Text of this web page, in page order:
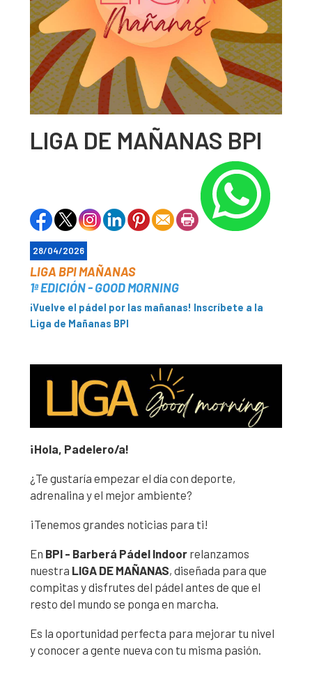
LIGA DE MAÑANAS BPI
28/04/2026
LIGA BPI MAÑANAS
1ª EDICIÓN - GOOD MORNING
¡Vuelve el pádel por las mañanas! Inscríbete a la
Liga de Mañanas BPI
¡Hola, Padelero/a!
¿Te gustaría empezar el día con deporte,
adrenalina y el mejor ambiente?
¡Tenemos grandes noticias para ti!
En BPI - Barberá Pádel Indoor relanzamos
nuestra LIGA DE MAÑANAS, diseñada para que
compitas y disfrutes del pádel antes de que el
resto del mundo se ponga en marcha.
Es la oportunidad perfecta para mejorar tu nivel
y conocer a gente nueva con tu misma pasión.